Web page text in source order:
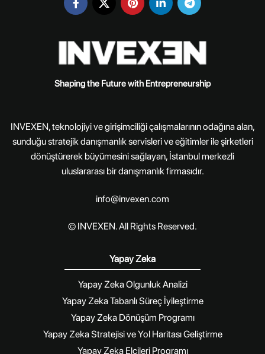
Shaping the Future with Entrepreneurship
INVEXEN, teknolojiyi ve girişimciliği çalışmalarının odağına alan,
sunduğu stratejik danışmanlık servisleri ve eğitimler ile şirketleri
dönüştürerek büyümesini sağlayan, İstanbul merkezli
uluslararası bir danışmanlık firmasıdır.
info@invexen.com
© INVEXEN. All Rights Reserved.
Yapay Zeka
Yapay Zeka Olgunluk Analizi
Yapay Zeka Tabanlı Süreç İyileştirme
Yapay Zeka Dönüşüm Programı
Yapay Zeka Stratejisi ve Yol Haritası Geliştirme
Yapay Zeka Elçileri Programı